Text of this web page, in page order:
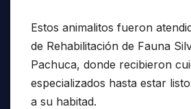
Estos animalitos fueron
de Rehabilitación de Fauna
Pachuca, donde recibieron
especializados hasta estar
a su habitad.